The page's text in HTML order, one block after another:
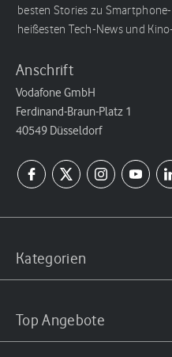
besten Stories zu
heißesten Tech-News und
Anschrift
Vodafone GmbH
Ferdinand-Braun-Platz 1
40549 Düsseldorf
Kategorien
Top Angebote